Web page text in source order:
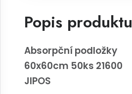
Popis produktu
Absorpční podložky
60x60cm 50ks 21600
JIPOS